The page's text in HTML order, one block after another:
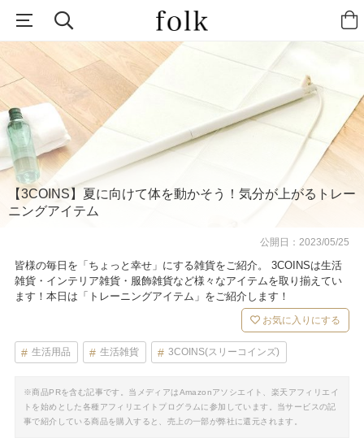
【3COINS】夏に向けて体を動かそう！気分が上がるトレー
ニングアイテム
公開日：2023/05/25
皆様の毎日を「ちょっと幸せ」にする雑貨をご紹介。 3COINSは生活
雑貨・インテリア雑貨・服飾雑貨など様々なアイテムを取り揃えてい
ます！本日は「トレーニングアイテム」をご紹介します！
お気に入りにする
生活用品 生活雑貨 3COINS(スリーコインズ)
※商品PRを含む記事です。当メディアはAmazonアソシエイト、楽天アフィリエイ
トを始めとした各種アフィリエイトプログラムに参加しています。当サービスの記
事で紹介している商品を購入すると、売上の一部が弊社に還元されます。